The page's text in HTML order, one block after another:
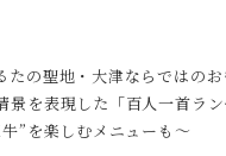
たの聖地・大津ならではの
景を表現した「百人一首ラ
”を楽しむメニューも～